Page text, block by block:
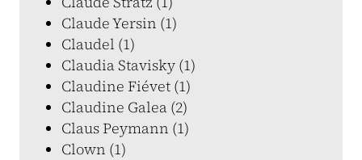
Claude Yersin (1)
Claudel (1)
Claudia Stavisky (1)
Claudine Fiévet (1)
Claudine Galea (2)
Claus Peymann (1)
Clown (1)